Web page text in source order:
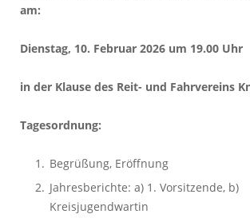
am:
Dienstag, 10. Februar 2026 um 19.00 Uhr
in der Klause des Reit- und Fahrvereins
Tagesordnung:
Begrüßung, Eröffnung
Jahresberichte: a) 1. Vorsitzende, b)
Kreisjugendwartin